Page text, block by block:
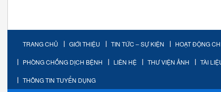
TRANG CHỦ GIỚI THIỆU TIN TỨC – SỰ KIỆN HOẠT ĐỘNG
PHÒNG CHỐNG DỊCH BỆNH LIÊN HỆ THƯ VIỆN ẢNH TÀI
THÔNG TIN TUYỂN DỤNG